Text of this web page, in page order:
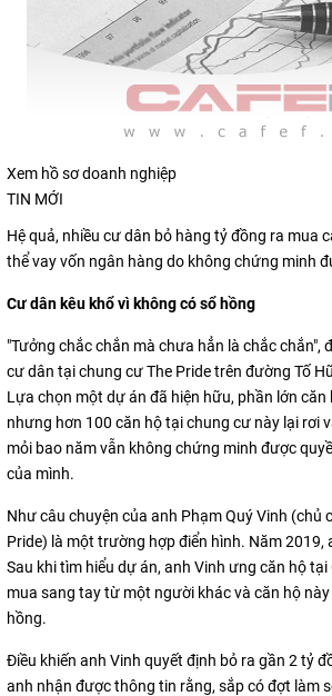
Xem hồ sơ doanh nghiệp
TIN MỚI
Hệ quả, nhiều cư dân bỏ hàng tỷ đồng ra mua
thể vay vốn ngân hàng do không chứng minh
Cư dân kêu khổ vì không có sổ hồng
"Tưởng chắc chắn mà chưa hẳn là chắc chắn",
cư dân tại chung cư The Pride trên đường Tố
Lựa chọn một dự án đã hiện hữu, phần lớn căn
nhưng hơn 100 căn hộ tại chung cư này lại rơi
mỏi bao năm vẫn không chứng minh được
của mình.
Như câu chuyện của anh Phạm Quý Vinh (chủ
Pride) là một trường hợp điển hình. Năm 2019,
Sau khi tìm hiểu dự án, anh Vinh ưng căn hộ tại
mua sang tay từ một người khác và căn hộ
hồng.
Điều khiến anh Vinh quyết định bỏ ra gần 2 tỷ
anh nhận được thông tin rằng, sắp có đợt làm